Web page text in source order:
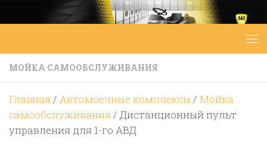
Перейти к содержимому
МОЙКА САМООБСЛУЖИВАНИЯ
Главная/ Автомоечные комплексы/ Мойка
самообслуживания/ Дистанционный пульт
управления для 1-го АВД